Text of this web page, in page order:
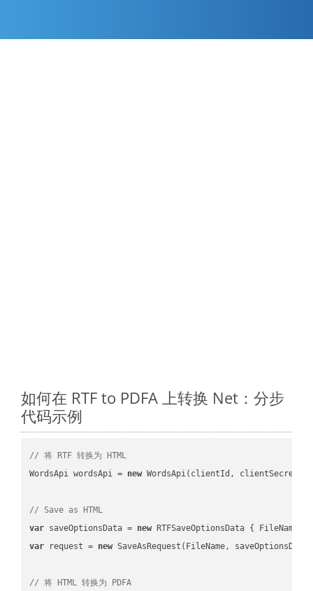
如何在 RTF to PDFA 上转换 Net：分步
代码示例
// 将 RTF 转换为 HTML
WordsApi wordsApi = new WordsApi(clientId, clientSecret);
// Save as HTML
var saveOptionsData = new RTFSaveOptionsData { FileName =
var request = new SaveAsRequest(FileName,
// 将 HTML 转换为 PDFA